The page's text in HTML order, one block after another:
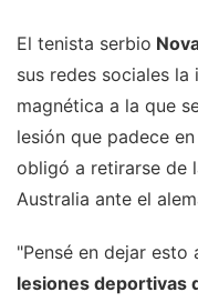
El tenista serbio
sus redes sociales la
magnética a la que
lesión que padece
obligó a retirarse de
Australia ante el
"Pensé en dejar esto
lesiones deportivas